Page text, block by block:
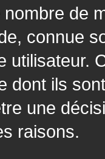
de
connue
utilisateur.
dont ils
une
raisons.